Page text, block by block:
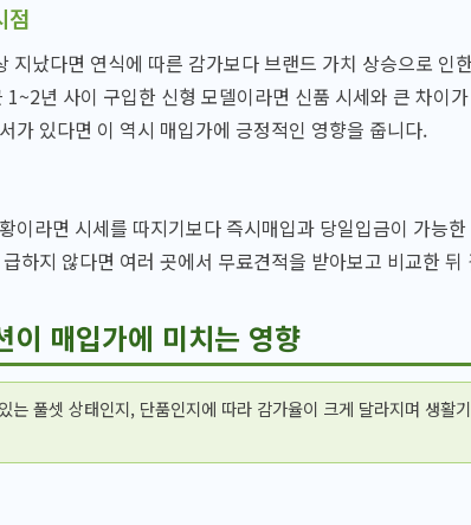
점
지났다면 연식에 따른 감가보다 브랜드 가치 상승으로 인
1~2년 사이 구입한 신형 모델이라면 신품 시세와 큰 차이
가 있다면 이 역시 매입가에 긍정적인 영향을 줍니다.
이라면 시세를 따지기보다 즉시매입과 당일입금이 가능
하지 않다면 여러 곳에서 무료견적을 받아보고 비교한
이 매입가에 미치는 영향
는 풀셋 상태인지, 단품인지에 따라 감가율이 크게 달라지며 생활